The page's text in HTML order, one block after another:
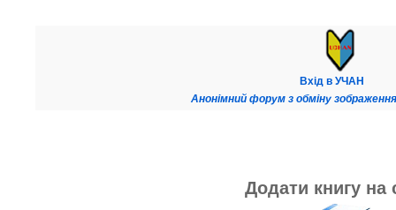
Вхід в УЧАН
Анонімний форум з обміну
Додати книгу на